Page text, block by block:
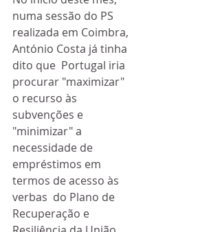
numa sessão do PS
realizada em Coimbra,
António Costa já tinha
dito que  Portugal iria
procurar "maximizar"
o recurso às
subvenções e
"minimizar" a
necessidade de
empréstimos em
termos de acesso às
verbas  do Plano de
Recuperação e